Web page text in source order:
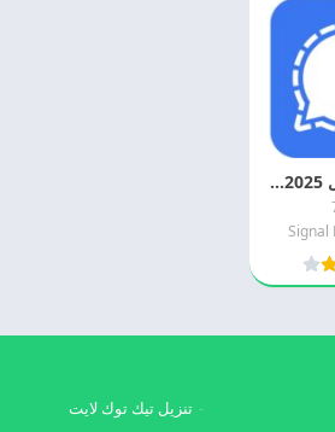
تحميل سيجنال 2025 Signal مهكر اخر تحديث مجانا
Signal
تنزيل تيك توك لايت